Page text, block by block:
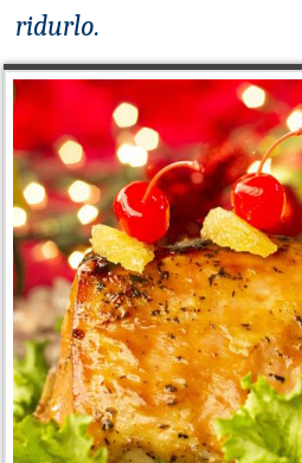
ridurlo.